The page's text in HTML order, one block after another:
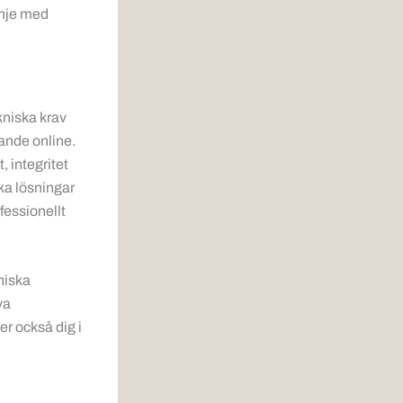
med
krav
online.
integritet
lösningar
också dig i